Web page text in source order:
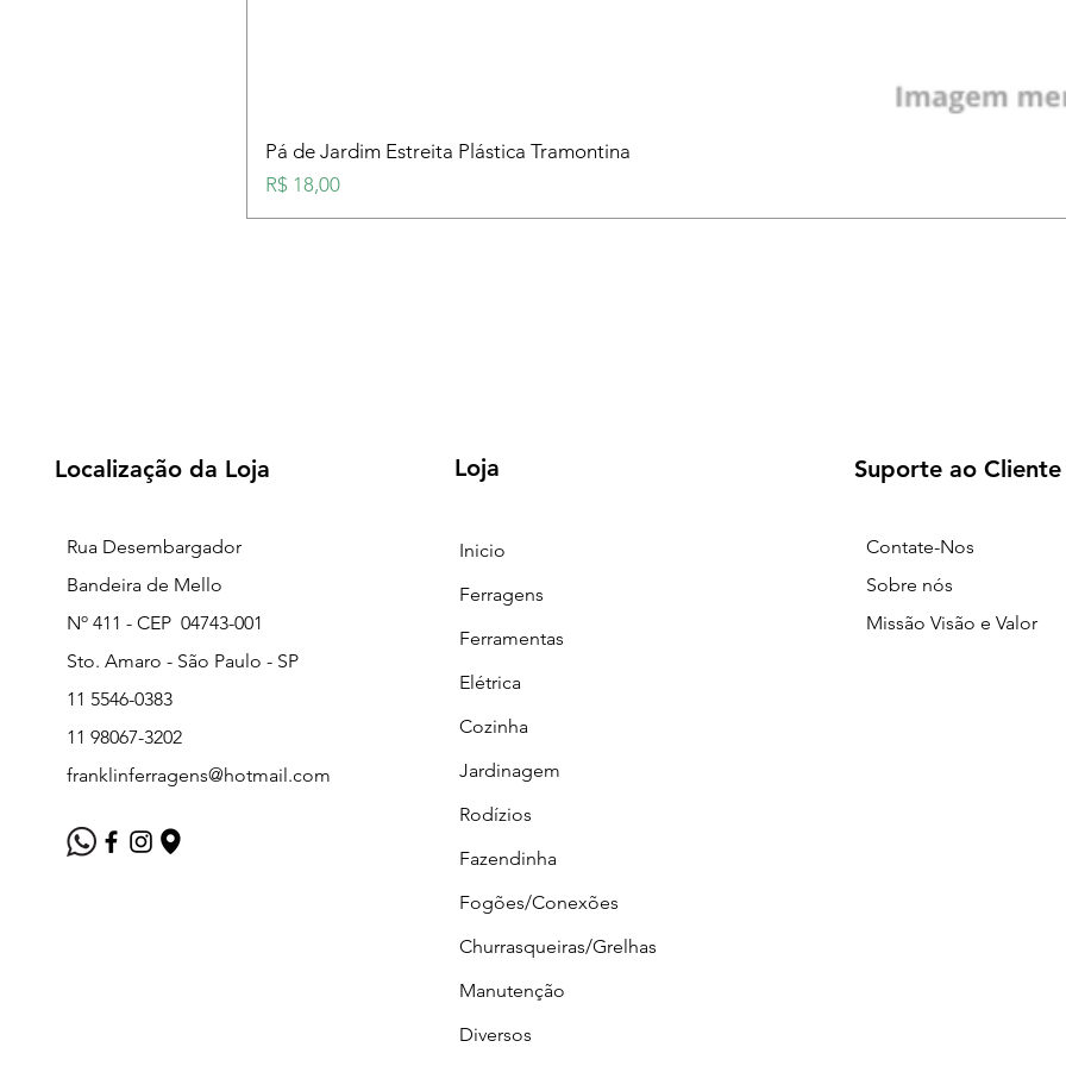
Pá de Jardim Estreita Plástica Tramontina
Preço
R$ 18,00
Localização da Loja
Rua Desembargador
Bandeira de Mello
Nº 411 - CEP 04743-001
Sto. Amaro - São Paulo - SP
11 5546-0383
11 98067-3202
franklinferragens@hotmail.com
Loja
Inicio
Ferragens
Ferramentas
Elétrica
Cozinha
Jardinagem
Rodízios
Fazendinha
Fogões/Conexões
Churrasqueiras/Grelhas
Manutenção
Diversos
Suporte ao Cliente
Contate-Nos
Sobre nós
Missão Visão e Valor